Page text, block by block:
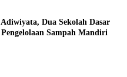
Dua Sekolah Dasar
Sampah Mandiri